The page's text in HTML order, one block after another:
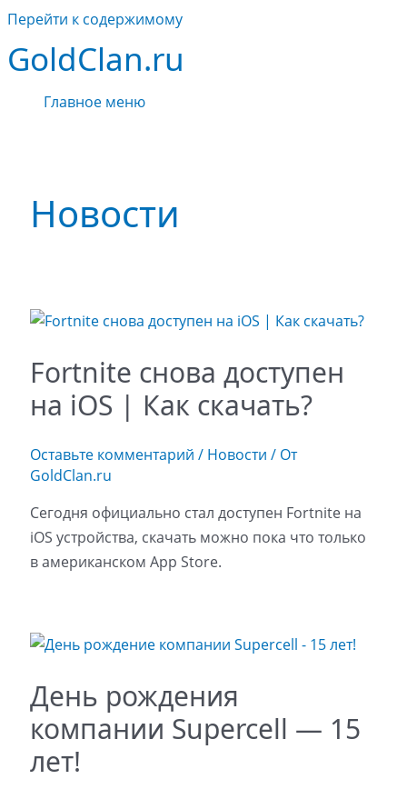
Перейти к содержимому
GoldClan.ru
Главное меню
Новости
Fortnite cнова доступен
на iOS | Как скачать?
Оставьте комментарий / Новости / От
GoldClan.ru
Сегодня официально стал доступен Fortnite на
iOS устройства, скачать можно пока что только
в американском App Store.
День рождения
компании Supercell — 15
лет!